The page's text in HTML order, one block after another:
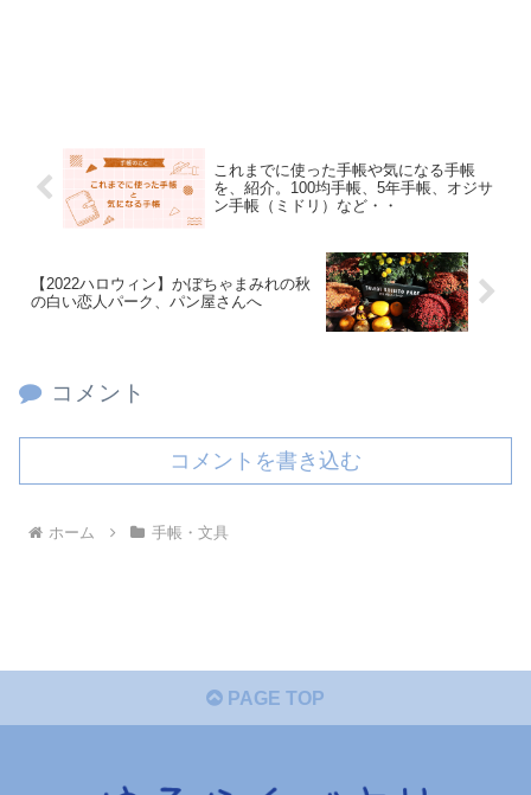
これまでに使った手帳や気になる手帳
を、紹介。100均手帳、5年手帳、オジサ
ン手帳（ミドリ）など・・
【2022ハロウィン】かぼちゃまみれの秋
の白い恋人パーク、パン屋さんへ
コメント
コメントを書き込む
ホーム 手帳・文具
PAGE TOP